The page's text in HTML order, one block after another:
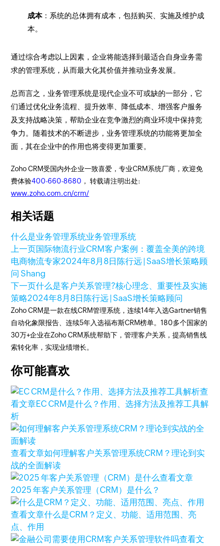
成本：系统的总体拥有成本，包括购买、实施及维护成
本。
通过综合考虑以上因素，企业将能选择到最适合自身业务需
求的管理系统，从而最大化其价值并推动业务发展。
总而言之，业务管理系统是现代企业不可或缺的一部分，它
们通过优化业务流程、提升效率、降低成本、增强客户服务
及支持战略决策，帮助企业在竞争激烈的商业环境中保持竞
争力。随着技术的不断进步，业务管理系统的功能将更加全
面，其在企业中的作用也将变得更加重要。
Zoho CRM受国内外企业一致喜爱，专业CRM系统厂商，欢迎免
费体验400-660-8680 ， 转载请注明出处:
www.zoho.com.cn/crm/
相关话题
什么是业务管理系统业务管理系统
上一页国际物流行业CRM客户案例：覆盖全美的跨境
电商物流专家2024年8月8日 陈行远 | SaaS增长策略顾
问 Shang
下一页什么是客户关系管理?核心理念、重要性及实施
策略2024年8月8日 陈行远 | SaaS增长策略顾问
Zoho CRM是一款在线CRM管理系统，连续14年入选Gartner销售
自动化象限报告、连续5年入选福布斯CRM榜单。180多个国家的
30万+企业在Zoho CRM系统帮助下，管理客户关系，提高销售线
索转化率，实现业绩增长。
你可能喜欢
查
看文章EC CRM是什么？作用、选择方法及推荐工具解
析
查看文章如何理解客户关系管理系统CRM？理论到实
战的全面解读
查看文章
2025 年客户关系管理（CRM）是什么？
查看文章什么是CRM？定义、功能、适用范围、亮
点、作用
查看文